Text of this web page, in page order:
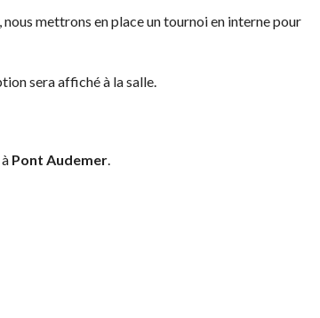
mettrons en place un tournoi en interne pour
sera affiché à la salle.
Pont Audemer.